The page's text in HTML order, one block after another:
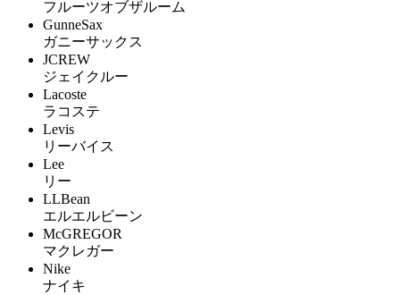
フルーツオブザルーム
GunneSax
ガニーサックス
JCREW
ジェイクルー
Lacoste
ラコステ
Levis
リーバイス
Lee
リー
LLBean
エルエルビーン
McGREGOR
マクレガー
Nike
ナイキ